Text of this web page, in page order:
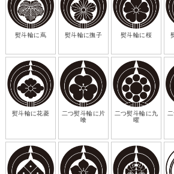
熨斗輪に蔦 熨斗輪に撫子 熨斗輪に桜
熨斗輪に花菱
二つ熨斗輪に片
喰
二つ熨斗輪に九
曜